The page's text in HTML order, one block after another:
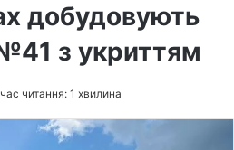
добудовують
з укриттям
час читання: 1 хвилина